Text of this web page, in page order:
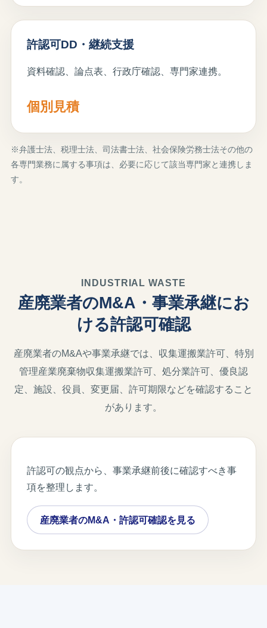
許認可DD・継続支援
資料確認、論点表、行政庁確認、専門家連携。
個別見積
※弁護士法、税理士法、司法書士法、社会保険労務士法その他の
各専門業務に属する事項は、必要に応じて該当専門家と連携しま
す。
INDUSTRIAL WASTE
産廃業者のM&A・事業承継にお
ける許認可確認
産廃業者のM&Aや事業承継では、収集運搬業許可、特別
管理産業廃棄物収集運搬業許可、処分業許可、優良認
定、施設、役員、変更届、許可期限などを確認すること
があります。
許認可の観点から、事業承継前後に確認すべき事
項を整理します。
産廃業者のM&A・許認可確認を見る